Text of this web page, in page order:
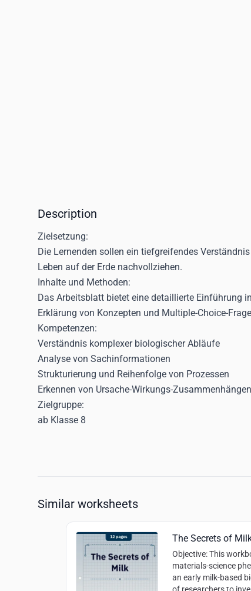
Description
Zielsetzung:
Die Lernenden sollen ein tiefgreifendes
Leben auf der Erde nachvollziehen.
Inhalte und Methoden:
Das Arbeitsblatt bietet eine detaillierte Einführung
Erklärung von Konzepten und Multiple-Choice-
Kompetenzen:
Verständnis komplexer biologischer Abläufe
Analyse von Sachinformationen
Strukturierung und Reihenfolge von Prozessen
Erkennen von Ursache-Wirkungs-Zusammenhängen
Zielgruppe:
ab Klasse 8
Similar worksheets
The Secrets of
Objective: This
materials-science
an early milk-based